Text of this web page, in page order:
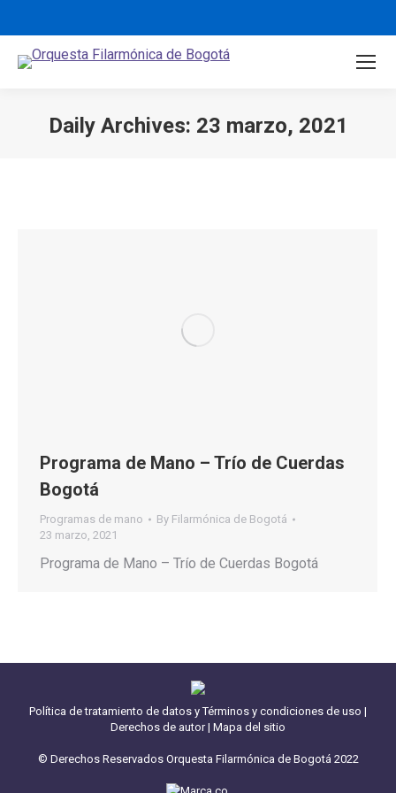
Daily Archives: 23 marzo, 2021
Programa de Mano – Trío de Cuerdas
Bogotá
Programas de mano By Filarmónica de Bogotá
23 marzo, 2021
Programa de Mano – Trío de Cuerdas Bogotá
Política de tratamiento de datos y Términos y condiciones de uso |
Derechos de autor| Mapa del sitio
© Derechos Reservados Orquesta Filarmónica de Bogotá 2022